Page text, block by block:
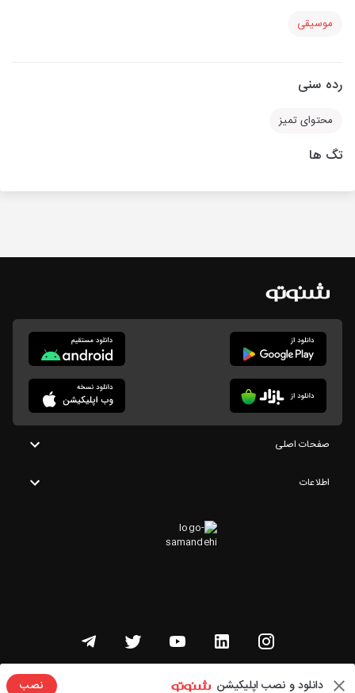
موسیقی
رده سنی
محتوای تمیز
تگ ها
دانلود و نصب اپلیکیشن نصب
صفحات اصلی
اطلاعات
تمامی حقوق این وبسایت متعلق به شنوتو است